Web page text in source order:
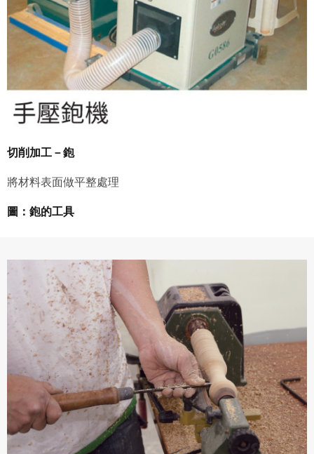
切削加工－鉋
將材料表面做平整處理
圖：鉋的工具